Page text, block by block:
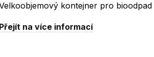
kontejner pro
Přejít na více informací